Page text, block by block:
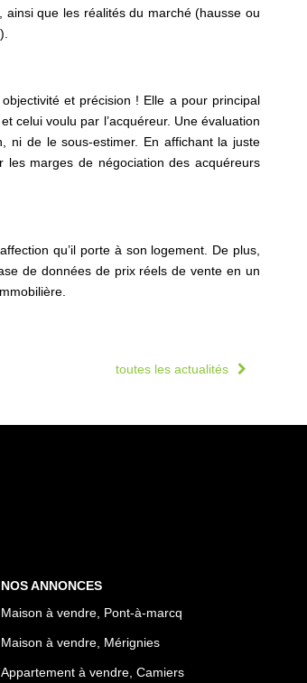
que les réalités du marché (hausse ou
et précision ! Elle a pour principal
celui voulu par l’acquéreur. Une évaluation
ni de le sous-estimer. En affichant la juste
marges de négociation des acquéreurs
qu’il porte à son logement. De plus,
de données de prix réels de vente en un
toutes les actualités
NOS ANNONCES
Maison à vendre, Pont-à-marcq
Maison à vendre, Mérignies
Appartement à vendre, Camiers